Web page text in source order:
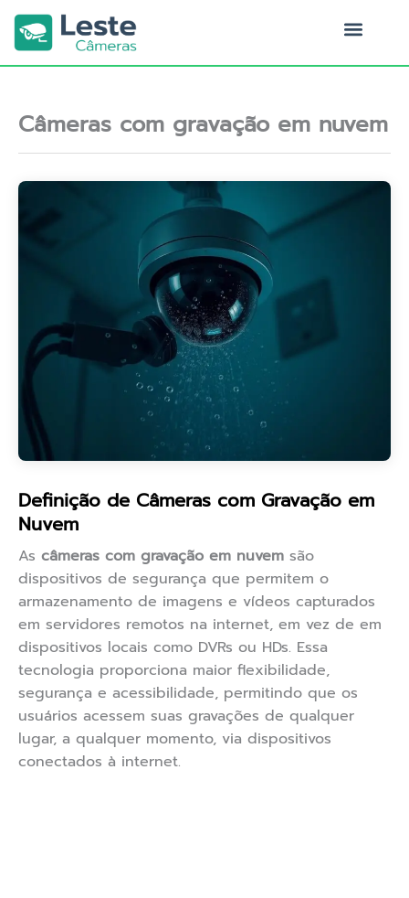
para
conteúdo
Câmeras com gravação em nuvem
Definição de Câmeras com Gravação em
Nuvem
As câmeras com gravação em nuvem são
dispositivos de segurança que permitem o
armazenamento de imagens e vídeos capturados
em servidores remotos na internet, em vez de em
dispositivos locais como DVRs ou HDs. Essa
tecnologia proporciona maior flexibilidade,
segurança e acessibilidade, permitindo que os
usuários acessem suas gravações de qualquer
lugar, a qualquer momento, via dispositivos
conectados à internet.